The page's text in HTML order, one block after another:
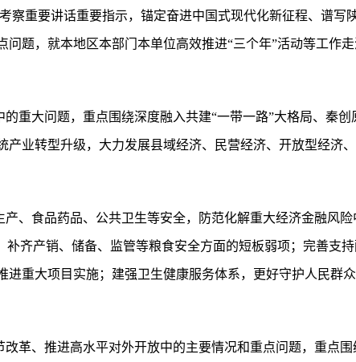
察重要讲话重要指示，锚定奋进中国式现代化新征程、谱写
题，就本地区本部门本单位高效推进“三个年”活动等工作
重大问题，重点围绕深度融入共建“一带一路”大格局、秦创
业转型升级，大力发展县域经济、民营经济、开放型经济
、食品药品、公共卫生等安全，防范化解重大经济金融风险
齐产销、储备、监管等粮食安全方面的短板弱项；完善支
重大项目实施；建强卫生健康服务体系，更好守护人民群
革、推进高水平对外开放中的主要情况和重点问题，重点围